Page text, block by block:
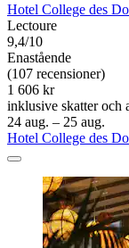
Hotel College des
Lectoure
9,4/10
Enastående
(107 recensioner)
1 606 kr
inklusive skatter och
24 aug. – 25 aug.
Hotel College des